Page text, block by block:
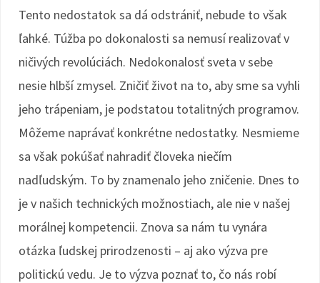
Tento nedostatok sa dá odstrániť, nebude to však
ľahké. Túžba po dokonalosti sa nemusí realizovať v
ničivých revolúciách. Nedokonalosť sveta v sebe
nesie hlbší zmysel. Zničiť život na to, aby sme sa vyhli
jeho trápeniam, je podstatou totalitných programov.
Môžeme naprávať konkrétne nedostatky. Nesmieme
sa však pokúšať nahradiť človeka niečím
nadľudským. To by znamenalo jeho zničenie. Dnes to
je v našich technických možnostiach, ale nie v našej
morálnej kompetencii. Znova sa nám tu vynára
otázka ľudskej prirodzenosti – aj ako výzva pre
politickú vedu. Je to výzva poznať to, čo nás robí